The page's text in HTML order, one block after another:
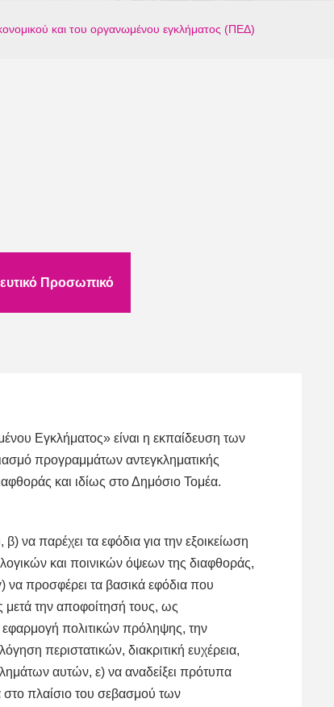
και του οργανωμένου εγκλήματος (ΠΕΔ)
Προσωπικό
Εγκλήματος» είναι η εκπαίδευση των
προγραμμάτων αντεγκληματικής
και ιδίως στο Δημόσιο Τομέα.
να παρέχει τα εφόδια για την εξοικείωση
και ποινικών όψεων της διαφθοράς,
να προσφέρει τα βασικά εφόδια που
μετά την αποφοίτησή τους, ως
εφαρμογή πολιτικών πρόληψης, την
περιστατικών, διακριτική ευχέρεια,
αυτών, ε) να αναδείξει πρότυπα
στο πλαίσιο του σεβασμού των